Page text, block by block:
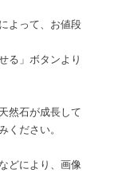
よって、お値段
る」ボタンより
然石が成長して
ください。
どにより、画像